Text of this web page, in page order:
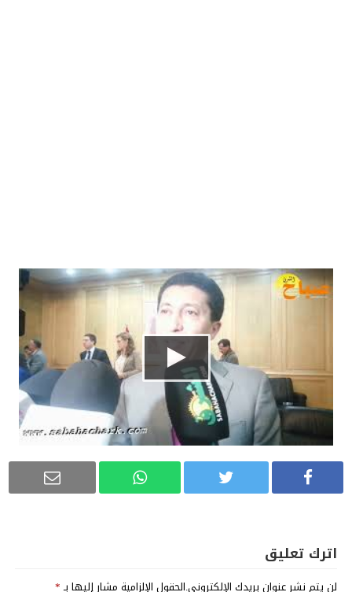
اترك تعليق
لن يتم نشر عنوان بريدك الإلكتروني.الحقول الإلزامية مشار إليها بـ*